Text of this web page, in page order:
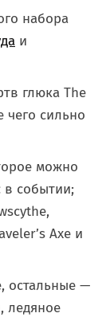
набора
и
глюка The
чего сильно
можно
в событии;
Axe и
остальные —
ледяное